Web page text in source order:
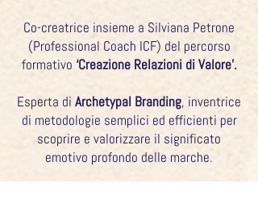
Co-creatrice insieme a Silviana Petrone
(Professional Coach ICF) del percorso
formativo ‘Creazione Relazioni di Valore’.
Esperta di Archetypal Branding, inventrice
di metodologie semplici ed efficienti per
scoprire e valorizzare il significato
emotivo profondo delle marche.